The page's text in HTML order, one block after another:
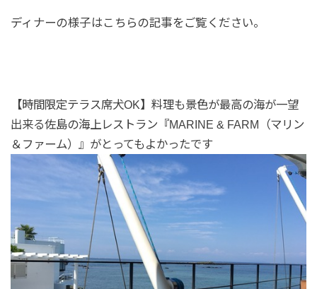
ディナーの様子はこちらの記事をご覧ください。
【時間限定テラス席犬OK】料理も景色が最高の海が一望
出来る佐島の海上レストラン『MARINE & FARM（マリン
＆ファーム）』がとってもよかったです